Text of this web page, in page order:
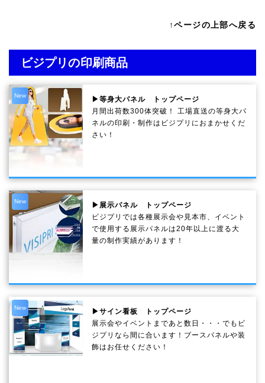
↑ページの上部へ戻る
ビジプリの印刷商品
New
▶等身大パネル トップページ
月間出荷数300体突破！ 工場直送の等身大パ
ネルの印刷・制作は ビジプリ におまかせくだ
さい！
New
▶展示パネル トップページ
ビジプリでは各種展示会や見本市、イベント
で使用する展示パネルは20年以上に渡る大
量の制作実績があります！
New
▶サイン看板 トップページ
展示会やイベントまであと数日・・・でもビ
ジプリなら間に合います！ブースパネルや装
飾はお任せください！